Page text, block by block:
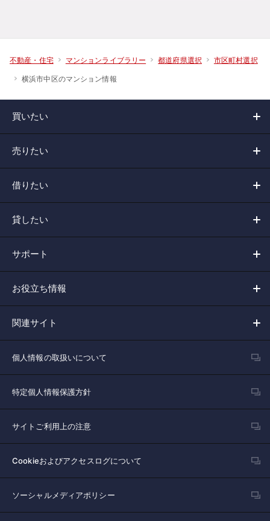
不動産・住宅 マンションライブラリー 都道府県選択 市区町村選択
横浜市中区のマンション情報
買いたい
売りたい
借りたい
貸したい
サポート
お役立ち情報
関連サイト
個人情報の取扱いについて
特定個人情報保護方針
サイトご利用上の注意
Cookieおよびアクセスログについて
ソーシャルメディアポリシー